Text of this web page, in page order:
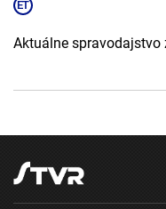
Aktuálne spravodajstvo